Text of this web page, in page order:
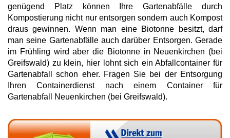
genügend Platz können Ihre Gartenabfälle durch
Kompostierung nicht nur entsorgen sondern auch Kompost
draus gewinnen. Wenn man eine Biotonne besitzt, darf
man seine Gartenabfälle auch darüber Entsorgen. Gerade
im Frühling wird aber die Biotonne in Neuenkirchen (bei
Greifswald) zu klein, hier lohnt sich ein Abfallcontainer für
Gartenabfall schon eher. Fragen Sie bei der Entsorgung
Ihren Containerdienst nach einem Container für
Gartenabfall Neuenkirchen (bei Greifswald).